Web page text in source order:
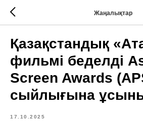
Жаңалықтар
Қазақстандық
фильмі беделді
Screen Awards
сыйлығына
17.10.2025